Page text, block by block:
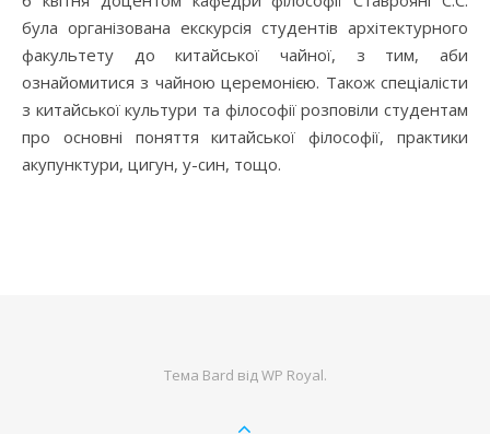
була організована екскурсія студентів архітектурного
факультету до китайської чайної, з тим, аби
ознайомитися з чайною церемонією. Також спеціалісти
з китайської культури та філософії розповіли студентам
про основні поняття китайської філософії, практики
акупунктури, цигун, у-син, тощо.
Тема Bard відWP Royal.